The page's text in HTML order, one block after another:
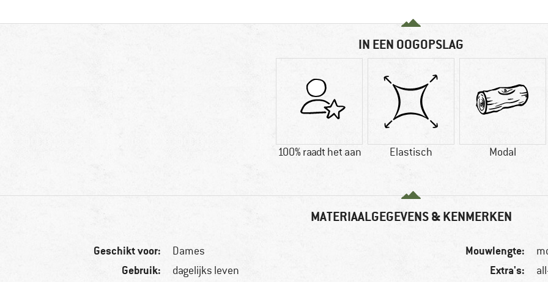
IN EEN OOGOPSLAG
100% raadt het aan Elastisch Modal
MATERIAALGEGEVENS & KENMERKEN
Geschikt voor: Dames
Gebruik: dagelijks leven
Mouwlengte:
Extra's: